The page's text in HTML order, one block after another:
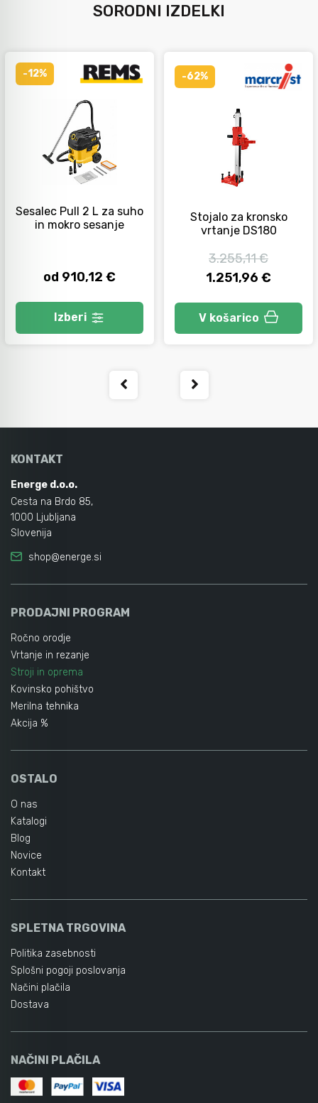
SORODNI IZDELKI
-12%
Sesalec Pull 2 L za suho
in mokro sesanje
od 910,12 €
Izberi
-62%
Stojalo za kronsko
vrtanje DS180
3.255,11 €
1.251,96 €
V košarico
KONTAKT
Energe d.o.o.
Cesta na Brdo 85,
1000 Ljubljana
Slovenija
shop@energe.si
PRODAJNI PROGRAM
Ročno orodje
Vrtanje in rezanje
Stroji in oprema
Kovinsko pohištvo
Merilna tehnika
Akcija %
OSTALO
O nas
Katalogi
Blog
Novice
Kontakt
SPLETNA TRGOVINA
Politika zasebnosti
Splošni pogoji poslovanja
Načini plačila
Dostava
NAČINI PLAČILA